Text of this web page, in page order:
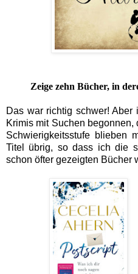
Zeige zehn Bücher, in
Das war richtig schwer!
Krimis mit Suchen begonnen,
Schwierigkeitsstufe blieben
Titel übrig, so dass ich die
schon öfter gezeigten Bücher